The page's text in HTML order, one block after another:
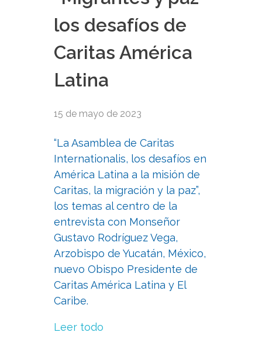
los desafíos de
Caritas América
Latina
15 de mayo de 2023
“La Asamblea de Caritas
Internationalis, los desafíos en
América Latina a la misión de
Caritas, la migración y la paz”,
los temas al centro de la
entrevista con Monseñor
Gustavo Rodríguez Vega,
Arzobispo de Yucatán, México,
nuevo Obispo Presidente de
Caritas América Latina y El
Caribe.
Leer todo